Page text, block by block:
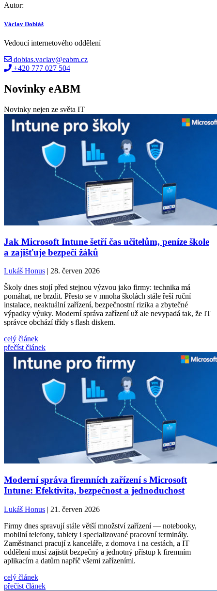
Autor:
Václav Dobiáš
Vedoucí internetového oddělení
dobias.vaclav@eabm.cz
+420 777 027 504
Novinky eABM
Novinky nejen ze světa IT
Jak Microsoft Intune šetří čas učitelům, peníze škole
a zajišťuje bezpečí žáků
Lukáš Honus | 28. červen 2026
Školy dnes stojí před stejnou výzvou jako firmy: technika má
pomáhat, ne brzdit. Přesto se v mnoha školách stále řeší ruční
instalace, neaktuální zařízení, bezpečnostní rizika a zbytečné
výpadky výuky. Moderní správa zařízení už ale nevypadá tak, že IT
správce obchází třídy s flash diskem.
celý článek
přečíst článek
Moderní správa firemních zařízení s Microsoft
Intune: Efektivita, bezpečnost a jednoduchost
Lukáš Honus | 21. červen 2026
Firmy dnes spravují stále větší množství zařízení — notebooky,
mobilní telefony, tablety i specializované pracovní terminály.
Zaměstnanci pracují z kanceláře, z domova i na cestách, a IT
oddělení musí zajistit bezpečný a jednotný přístup k firemním
aplikacím a datům napříč všemi zařízeními.
celý článek
přečíst článek